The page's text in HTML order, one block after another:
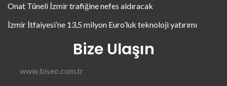
Onat Tüneli İzmir trafiğine nefes aldıracak
İzmir İtfaiyesi’ne 13,5 milyon Euro’luk teknoloji yatırımı
Bize Ulaşın
www.biseo.com.tr